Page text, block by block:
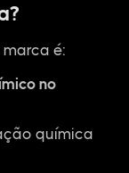
é:
no
química